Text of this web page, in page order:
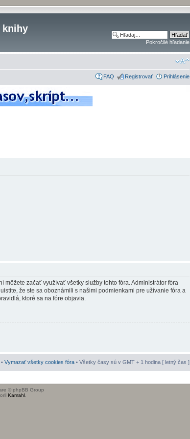
knihy
Pokročilé hľadanie
FAQ Registrovať Prihlásenie
začať využívať všetky služby tohto fóra. Administrátor fóra
že ste sa oboznámili s našimi podmienkami pre užívanie fóra a
ktoré sa na fóre objavia.
• Vymazať všetky cookies fóra • Všetky časy sú v GMT + 1 hodina [ letný čas ]
© phpBB Group
Kamahl.